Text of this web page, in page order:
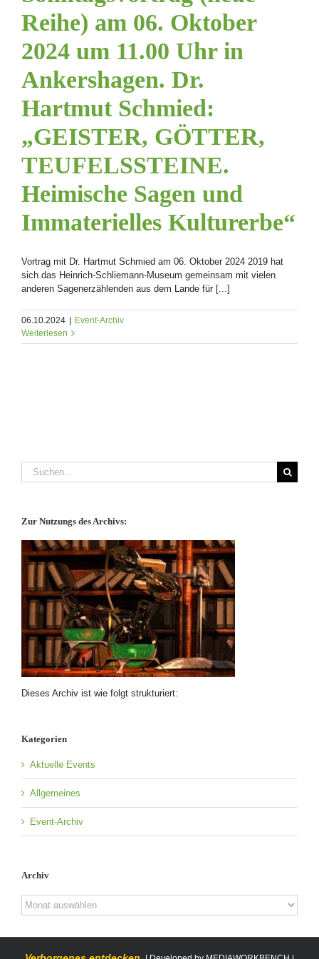
Reihe) am 06. Oktober
2024 um 11.00 Uhr in
Ankershagen. Dr.
Hartmut Schmied:
„GEISTER, GÖTTER,
TEUFELSSTEINE.
Heimische Sagen und
Immaterielles Kulturerbe“
Vortrag mit Dr. Hartmut Schmied am 06. Oktober 2024 2019 hat
sich das Heinrich-Schliemann-Museum gemeinsam mit vielen
anderen Sagenerzählenden aus dem Lande für [...]
06.10.2024
Event-Archiv
Weiterlesen
Suche
nach:
Zur Nutzungs des Archivs:
Dieses Archiv ist wie folgt strukturiert:
Kategorien
Aktuelle Events
Allgemeines
Event-Archiv
Archiv
Archiv